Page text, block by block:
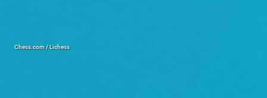
Chess.com / Lichess